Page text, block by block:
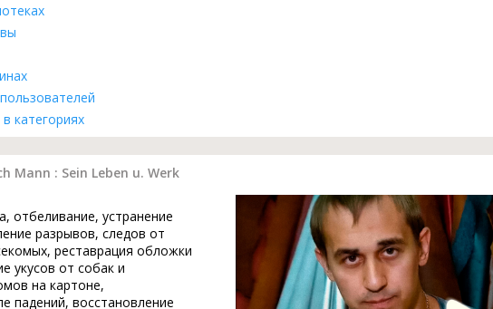
категориях
Mann : Sein Leben u. Werk
отбеливание, устранение
разрывов, следов от
реставрация обложки
укусов от собак и
на картоне,
падений, восстановление